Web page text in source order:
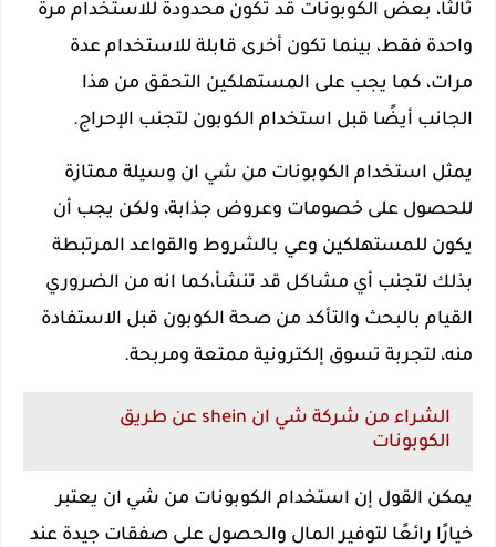
ثالثًا، بعض الكوبونات قد تكون محدودة للاستخدام مرة
واحدة فقط، بينما تكون أخرى قابلة للاستخدام عدة
مرات، كما يجب على المستهلكين التحقق من هذا
الجانب أيضًا قبل استخدام الكوبون لتجنب الإحراج.
يمثل استخدام الكوبونات من شي ان وسيلة ممتازة
للحصول على خصومات وعروض جذابة، ولكن يجب أن
يكون للمستهلكين وعي بالشروط والقواعد المرتبطة
بذلك لتجنب أي مشاكل قد تنشأ،كما انه من الضروري
القيام بالبحث والتأكد من صحة الكوبون قبل الاستفادة
منه، لتجربة تسوق إلكترونية ممتعة ومربحة.
الشراء من شركة شي ان shein عن طريق
الكوبونات
يمكن القول إن استخدام الكوبونات من شي ان يعتبر
خيارًا رائعًا لتوفير المال والحصول على صفقات جيدة عند